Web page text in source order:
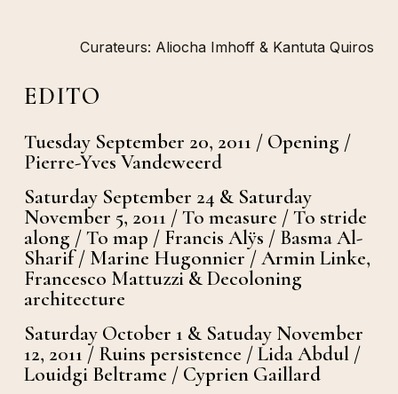
Curateurs: Aliocha Imhoff & Kantuta Quiros
EDITO
Tuesday September 20, 2011 / Opening /
Pierre-Yves Vandeweerd
Saturday September 24 & Saturday
November 5, 2011 / To measure / To stride
along / To map / Francis Alÿs / Basma Al-
Sharif / Marine Hugonnier / Armin Linke,
Francesco Mattuzzi & Decoloning
architecture
Saturday October 1 & Satuday November
12, 2011 / Ruins persistence / Lida Abdul /
Louidgi Beltrame / Cyprien Gaillard